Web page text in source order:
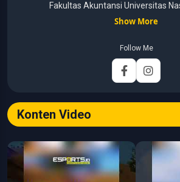
Fakultas Akuntansi Universitas
menggabungkan kemampuan analisis
pernah menangani berbagai peran, mulai
marketing, business development,
Fokus utamanya adalah
informatif, mendalam, dan mudah
Show More
Follow Me
Konten Video